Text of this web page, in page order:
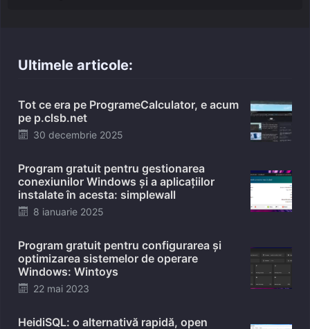
Ultimele articole:
Tot ce era pe ProgrameCalculator, e acum
pe p.clsb.net
Posted
30 decembrie 2025
Program gratuit pentru gestionarea
conexiunilor Windows și a aplicațiilor
instalate în acesta: simplewall
Posted
8 ianuarie 2025
Program gratuit pentru configurarea și
optimizarea sistemelor de operare
Windows: Wintoys
Posted
22 mai 2023
HeidiSQL: o alternativă rapidă, open